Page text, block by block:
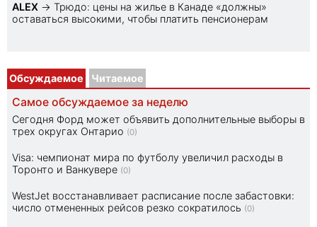
ALEX → Трюдо: цены на жилье в Канаде «должны»
оставаться высокими, чтобы платить пенсионерам
Обсуждаемое Читаемое
Самое обсуждаемое за неделю
Сегодня Форд может объявить дополнительные выборы в
трех округах Онтарио (0)
Visa: чемпионат мира по футболу увеличил расходы в
Торонто и Ванкувере (0)
WestJet восстанавливает расписание после забастовки:
число отмененных рейсов резко сократилось (0)